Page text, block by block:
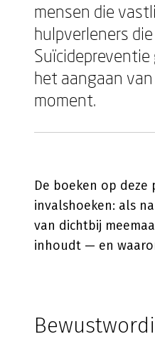
mensen die
hulpverleners
het aangaan
moment.
De boeken op
invalshoeken: als
van dichtbij
inhoudt — en